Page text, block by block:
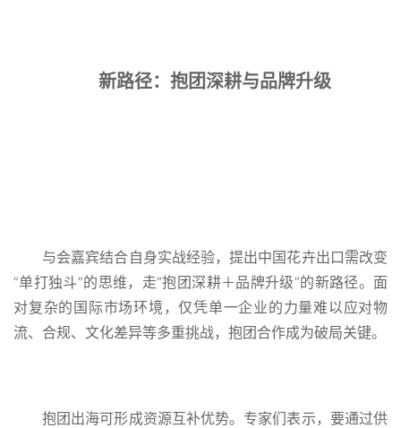
新路径：抱团深耕与品牌升级
与会嘉宾结合自身实战经验，提出中国花卉出口需改变
“单打独斗”的思维，走“抱团深耕＋品牌升级”的新路径。面
对复杂的国际市场环境，仅凭单一企业的力量难以应对物
流、合规、文化差异等多重挑战，抱团合作成为破局关键。
抱团出海可形成资源互补优势。专家们表示，要通过供